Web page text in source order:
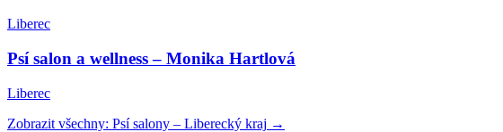
Liberec
Psí salon a wellness – Monika Hartlová
Liberec
Zobrazit všechny: Psí salony – Liberecký kraj →